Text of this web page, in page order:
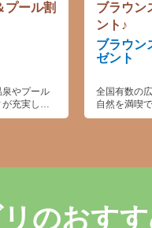
プール割
やプール
充実した
ブラウン
ント♪
ブラウン
ゼント
全国有数の
自然を満喫
スイス牛や
良質なラム
す。
のおす